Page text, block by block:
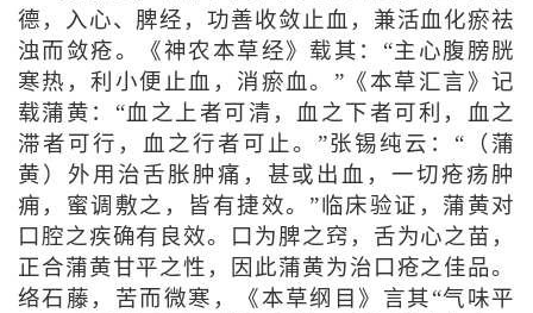
德，入心、脾经，功善收敛止血，兼活血化瘀祛
浊而敛疮。《神农本草经》载其：“主心腹膀胱
寒热，利小便止血，消瘀血。”《本草汇言》记
载蒲黄：“血之上者可清，血之下者可利，血之
滞者可行，血之行者可止。”张锡纯云：“（蒲
黄）外用治舌胀肿痛，甚或出血，一切疮疡肿
痈，蜜调敷之，皆有捷效。”临床验证，蒲黄对
口腔之疾确有良效。口为脾之窍，舌为心之苗，
正合蒲黄甘平之性，因此蒲黄为治口疮之佳品。
络石藤，苦而微寒，《本草纲目》言其“气味平